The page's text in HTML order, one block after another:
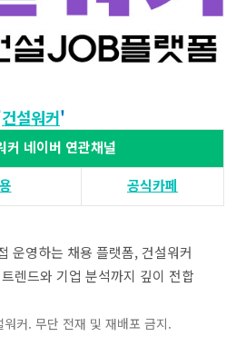
건설워커'​​
커 네이버 연관채널
공식카페
운영하는 채용 플랫폼, 건설워커
렌드와 기업 분석까지 깊이 전합
커. 무단 전재 및 재배포 금지.